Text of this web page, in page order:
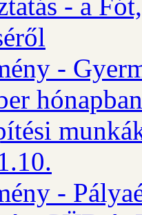
- a
-
hónapban
-